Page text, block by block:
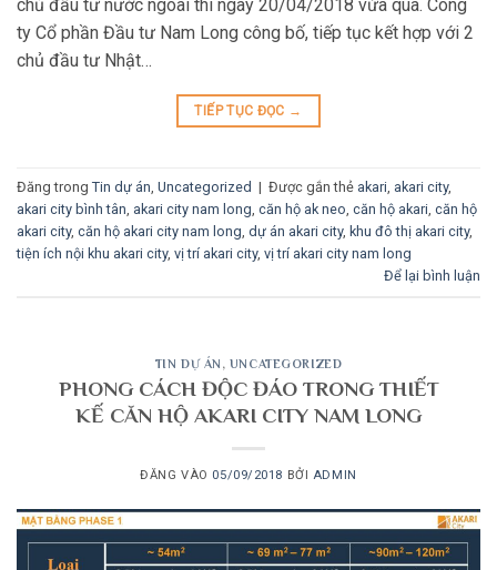
chủ đầu tư nước ngoài thì ngày 20/04/2018 vừa qua. Công
ty Cổ phần Đầu tư Nam Long công bố, tiếp tục kết hợp với 2
chủ đầu tư Nhật…
TIẾP TỤC ĐỌC →
Đăng trong Tin dự án Uncategorized | Được gắn thẻ akari akari city,
akari city bình tân akari city nam long căn hộ ak neo căn hộ akari căn hộ
akari city, căn hộ akari city nam long dự án akari city, khu đô thị akari city,
tiện ích nội khu akari city, vị trí akari city, vị trí akari city nam long
Để lại bình luận
TIN DỰ ÁN , UNCATEGORIZED
PHONG CÁCH ĐỘC ĐÁO TRONG THIẾT
KẾ CĂN HỘ AKARI CITY NAM LONG
ĐĂNG VÀO 05/09/2018 BỞI ADMIN